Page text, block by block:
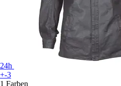
24h
+-3
1 Farben